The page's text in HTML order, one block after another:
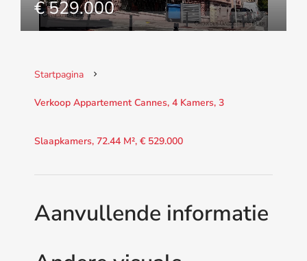
€ 529.000
Startpagina
Verkoop Appartement Cannes, 4 Kamers, 3
Slaapkamers, 72.44 M², € 529.000
Aanvullende informatie